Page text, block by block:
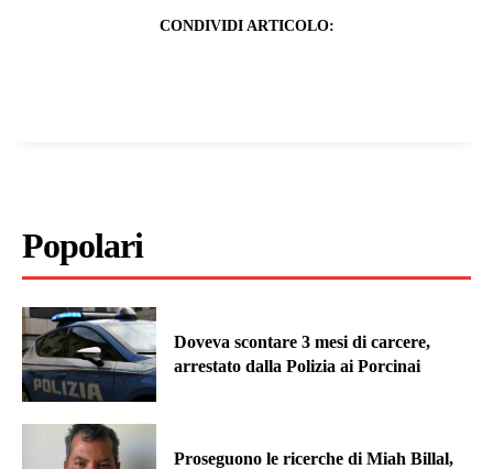
CONDIVIDI ARTICOLO:
Popolari
Doveva scontare 3 mesi di carcere,
arrestato dalla Polizia ai Porcinai
Proseguono le ricerche di Miah Billal,